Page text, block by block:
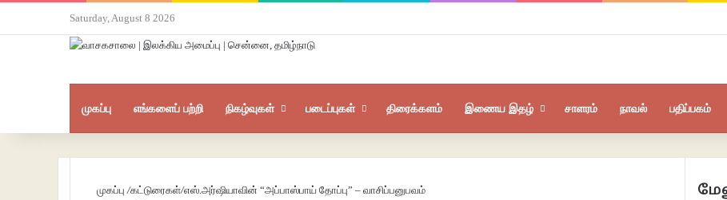
Saturday, August 8 2026
முகப்பு எங்களைப் பற்றி நிகழ்வுகள் படைப்புகள் திரைக்களம் இணைய இதழ் சாளரம் நாவல் பதிப்பகம்
முகப்பு/கட்டுரைகள்/எஸ்.அர்ஷியாவின் “அப்பாஸ்பாய் தோப்பு” – வாசிப்பனுபவம்